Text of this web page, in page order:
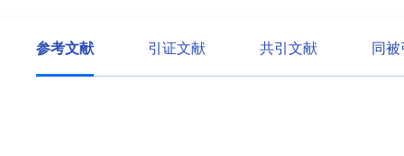
参考文献 引证文献 共引文献 同